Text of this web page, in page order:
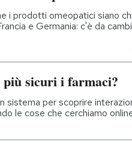
i prodotti omeopatici siano
e Germania: c'è da
più sicuri i farmaci?
sistema per scoprire
le cose che cerchiamo